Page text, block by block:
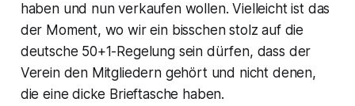
haben und nun verkaufen wollen. Vielleicht ist das
der Moment, wo wir ein bisschen stolz auf die
deutsche 50+1-Regelung sein dürfen, dass der
Verein den Mitgliedern gehört und nicht denen,
die eine dicke Brieftasche haben.